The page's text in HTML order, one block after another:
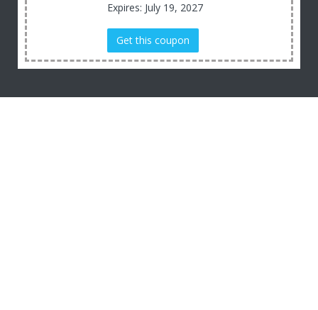
Expires: July 19, 2027
Get this coupon